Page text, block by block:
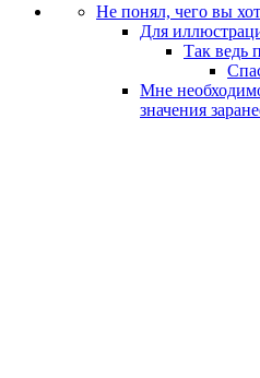
Не понял, чего вы
Для
Так ведь
Мне
значения